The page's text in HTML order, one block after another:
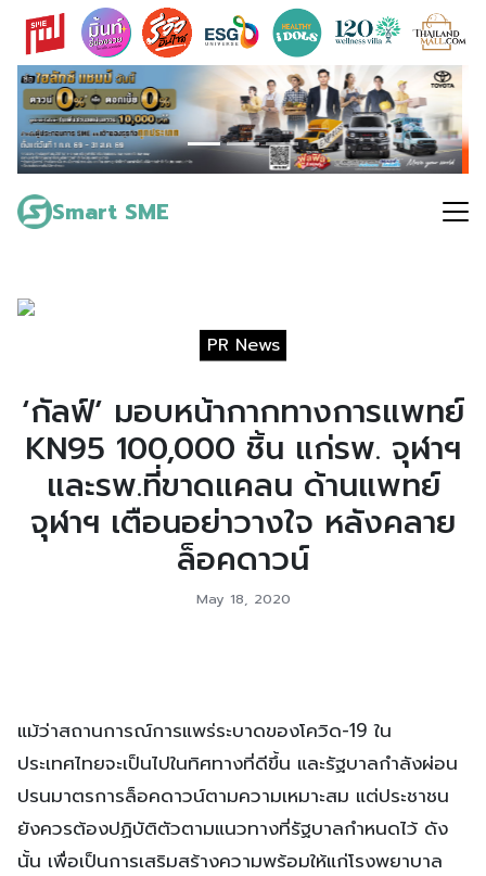
Skip
content
Smart SME
Search
for:
PR News
‘กัลฟ์’ มอบหน้ากากทางการแพทย์
KN95 100,000 ชิ้น แก่รพ. จุฬาฯ
และรพ.ที่ขาดแคลน ด้านแพทย์
จุฬาฯ เตือนอย่าวางใจ หลังคลาย
ล็อคดาวน์
May 18, 2020
แม้ว่าสถานการณ์การแพร่ระบาดของโควิด-19 ใน
ประเทศไทยจะเป็นไปในทิศทางที่ดีขึ้น และรัฐบาลกำลังผ่อน
ปรนมาตรการล็อคดาวน์ตามความเหมาะสม แต่ประชาชน
ยังควรต้องปฏิบัติตัวตามแนวทางที่รัฐบาลกำหนดไว้ ดัง
นั้น เพื่อเป็นการเสริมสร้างความพร้อมให้แก่โรงพยาบาล